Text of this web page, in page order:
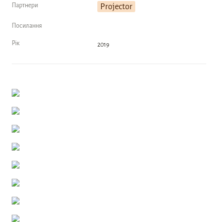
Партнери Projector
Посилання
Рік 2019